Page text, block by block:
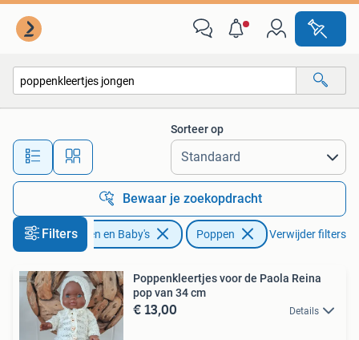
Alle afstanden…
Sorteer op
Bewaar je zoekopdracht
Filters
Kinderen en Baby's Poppen Verwijder filters
Poppenkleertjes voor de Paola Reina
pop van 34 cm
€ 13,00 Details